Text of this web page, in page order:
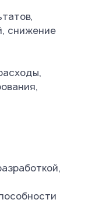
снижение